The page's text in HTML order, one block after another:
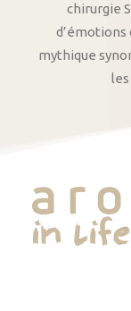
chirurgie
mythique